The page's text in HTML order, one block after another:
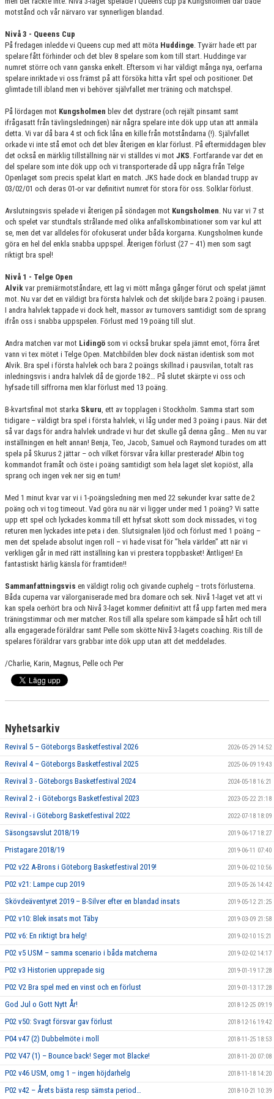
DOKUMENT
KONTAKT
motstånd och vår närvaro var synnerligen blandad.
Nivå 3 - Queens Cup
På fredagen inledde vi Queens cup med att möta Huddinge. Tyvärr hade ett par
spelare fått förhinder och det blev 8 spelare som kom till start. Huddinge var
numret större och vann ganska enkelt. Eftersom vi har väldigt många nya, oerfarna
spelare inriktade vi oss främst på att försöka hitta vårt spel och positioner. Det
glimtade till ibland men vi behöver självfallet mer träning och matchspel.
På lördagen mot Kungsholmen blev det dystrare (och rejält pinsamt samt
ifrågasatt från tävlingsledningen) när några spelare inte dök upp utan att anmäla
detta. Vi var då bara 4 st och fick låna en kille från motståndarna (!). Självfallet
orkade vi inte stå emot och det blev återigen en klar förlust. På eftermiddagen blev
det också en märklig tillställning när vi ställdes vi mot JKS. Fortfarande var det en
del spelare som inte dök upp och vi transporterade då upp några från Telge
Openlaget som precis spelat klart en match. JKS hade dock en blandad trupp av
03/02/01 och deras 01-or var definitivt numret för stora för oss. Solklar förlust.
Avslutningsvis spelade vi återigen på söndagen mot Kungsholmen. Nu var vi 7 st
och spelet var stundtals strålande med olika anfallskombinationer som var kul att
se, men det var alldeles för ofokuserat under båda korgarna. Kungsholmen kunde
göra en hel del enkla snabba uppspel. Återigen förlust (27 – 41) men som sagt
riktigt bra spel!
Nivå 1 - Telge Open
Alvik var premiärmotståndare, ett lag vi mött många gånger förut och spelat jämnt
mot. Nu var det en väldigt bra första halvlek och det skiljde bara 2 poäng i pausen.
I andra halvlek tappade vi dock helt, massor av turnovers samtidigt som de sprang
ifrån oss i snabba uppspelen. Förlust med 19 poäng till slut.
Andra matchen var mot Lidingö som vi också brukar spela jämnt emot, förra året
vann vi tex mötet i Telge Open. Matchbilden blev dock nästan identisk som mot
Alvik. Bra spel i första halvlek och bara 2 poängs skillnad i pausvilan, totalt ras
inledningsvis i andra halvlek då de gjorde 18-2… På slutet skärpte vi oss och
hyfsade till siffrorna men klar förlust med 13 poäng.
B-kvartsfinal mot starka Skuru, ett av topplagen i Stockholm. Samma start som
tidigare – väldigt bra spel i första halvlek, vi låg under med 3 poäng i paus. När det
så var dags för andra halvlek undrade vi hur det skulle gå denna gång… Men nu var
inställningen en helt annan! Benja, Teo, Jacob, Samuel och Raymond turades om att
spela på Skurus 2 jättar – och vilket försvar våra killar presterade! Albin tog
kommandot framåt och öste i poäng samtidigt som hela laget slet kopiöst, alla
sprang och ingen vek ner sig en tum!
Med 1 minut kvar var vi i 1-poängsledning men med 22 sekunder kvar satte de 2
poäng och vi tog timeout. Vad göra nu när vi ligger under med 1 poäng? Vi satte
upp ett spel och lyckades komma till ett hyfsat skott som dock missades, vi tog
returen men lyckades inte peta i den. Slutsignalen ljöd och förlust med 1 poäng –
men det spelade absolut ingen roll – vi hade visat för ”hela världen” att när vi
verkligen går in med rätt inställning kan vi prestera toppbasket! Äntligen! En
fantastiskt härlig känsla för framtiden!!
Sammanfattningsvis en väldigt rolig och givande cuphelg – trots förlusterna.
Båda cuperna var välorganiserade med bra domare och sek. Nivå 1-laget vet att vi
kan spela oerhört bra och Nivå 3-laget kommer definitivt att få upp farten med mera
träningstimmar och mer matcher. Ros till alla spelare som kämpade så hårt och till
alla engagerade föräldrar samt Pelle som skötte Nivå 3-lagets coaching. Ris till de
spelares föräldrar vars grabbar inte dök upp utan att det meddelades.
/Charlie, Karin, Magnus, Pelle och Per
Nyhetsarkiv
Revival 5 – Göteborgs Basketfestival 2026 2026-05-29 14:52
Revival 4 – Göteborgs Basketfestival 2025 2025-06-09 19:43
Revival 3 - Göteborgs Basketfestival 2024 2024-05-18 16:21
Revival 2 - i Göteborgs Basketfestival 2023 2023-05-22 21:18
Revival - i Göteborg Basketfestival 2022 2022-07-18 18:09
Säsongsavslut 2018/19 2019-06-17 18:27
Pristagare 2018/19 2019-06-11 07:40
P02 v22 A-Brons i Göteborg Basketfestival 2019! 2019-06-02 10:56
P02 v21: Lampe cup 2019 2019-05-26 14:42
Skövdeäventyret 2019 – B-Silver efter en blandad insats 2019-05-12 21:25
P02 v10: Blek insats mot Täby 2019-03-09 21:58
P02 v6: En riktigt bra helg! 2019-02-10 15:21
P02 v5 USM – samma scenario i båda matcherna 2019-02-02 14:17
P02 v3 Historien upprepade sig 2019-01-19 17:28
P02 V2 Bra spel med en vinst och en förlust 2019-01-13 17:28
God Jul o Gott Nytt År! 2018-12-25 09:19
P02 v50: Svagt försvar gav förlust 2018-12-16 19:42
P04 v47 (2) Dubbelmöte i moll 2018-11-25 18:53
P02 V47 (1) – Bounce back! Seger mot Blacke! 2018-11-20 07:08
P02 v46 USM, omg 1 – ingen höjdarhelg 2018-11-18 14:20
P02 v42 – Årets bästa resp sämsta period… 2018-10-21 10:39